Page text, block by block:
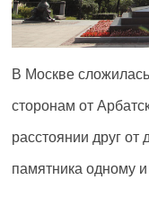
В Москве
сторонам от
расстоянии друг от
памятника одному